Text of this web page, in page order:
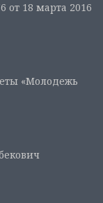
18 марта 2016
«Молодежь